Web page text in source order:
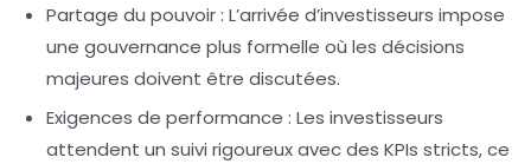
Partage du pouvoir : L’arrivée d’investisseurs impose
une gouvernance plus formelle où les décisions
majeures doivent être discutées.
Exigences de performance : Les investisseurs
attendent un suivi rigoureux avec des KPIs stricts, ce